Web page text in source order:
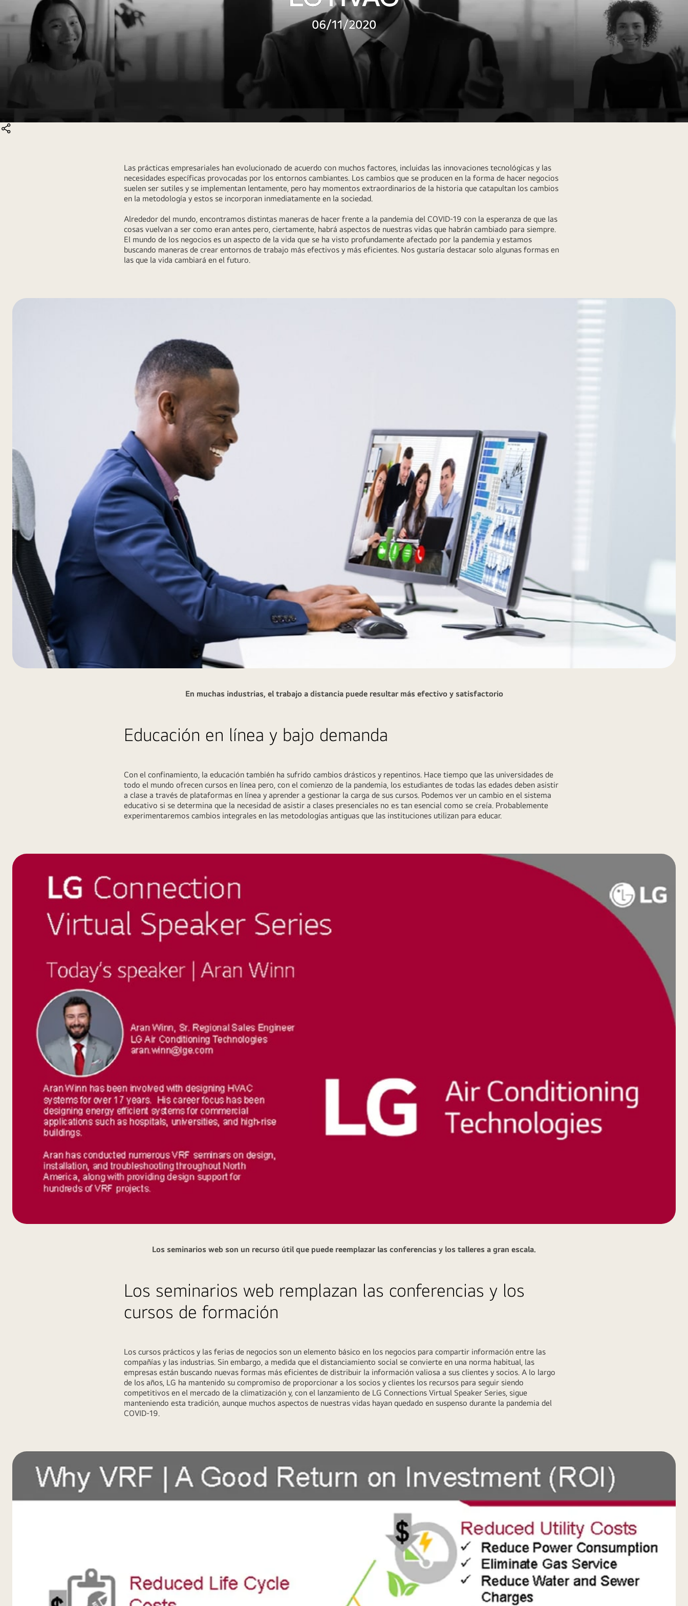
06/11/2020
COMPARTIR
Las prácticas empresariales han evolucionado de acuerdo con muchos factores, incluidas las innovaciones tecnológicas y las
necesidades específicas provocadas por los entornos cambiantes. Los cambios que se producen en la forma de hacer negocios
suelen ser sutiles y se implementan lentamente, pero hay momentos extraordinarios de la historia que catapultan los cambios
en la metodología y estos se incorporan inmediatamente en la sociedad.
Alrededor del mundo, encontramos distintas maneras de hacer frente a la pandemia del COVID-19 con la esperanza de que las
cosas vuelvan a ser como eran antes pero, ciertamente, habrá aspectos de nuestras vidas que habrán cambiado para siempre.
El mundo de los negocios es un aspecto de la vida que se ha visto profundamente afectado por la pandemia y estamos
buscando maneras de crear entornos de trabajo más efectivos y más eficientes. Nos gustaría destacar solo algunas formas en
las que la vida cambiará en el futuro.
En muchas industrias, el trabajo a distancia puede resultar más efectivo y satisfactorio
Educación en línea y bajo demanda
Con el confinamiento, la educación también ha sufrido cambios drásticos y repentinos. Hace tiempo que las universidades de
todo el mundo ofrecen cursos en línea pero, con el comienzo de la pandemia, los estudiantes de todas las edades deben asistir
a clase a través de plataformas en línea y aprender a gestionar la carga de sus cursos. Podemos ver un cambio en el sistema
educativo si se determina que la necesidad de asistir a clases presenciales no es tan esencial como se creía. Probablemente
experimentaremos cambios integrales en las metodologías antiguas que las instituciones utilizan para educar.
Los seminarios web son un recurso útil que puede reemplazar las conferencias y los talleres a gran escala.
Los seminarios web remplazan las conferencias y los
cursos de formación
Los cursos prácticos y las ferias de negocios son un elemento básico en los negocios para compartir información entre las
compañías y las industrias. Sin embargo, a medida que el distanciamiento social se convierte en una norma habitual, las
empresas están buscando nuevas formas más eficientes de distribuir la información valiosa a sus clientes y socios. A lo largo
de los años, LG ha mantenido su compromiso de proporcionar a los socios y clientes los recursos para seguir siendo
competitivos en el mercado de la climatización y, con el lanzamiento de LG Connections Virtual Speaker Series, sigue
manteniendo esta tradición, aunque muchos aspectos de nuestras vidas hayan quedado en suspenso durante la pandemia del
COVID-19.